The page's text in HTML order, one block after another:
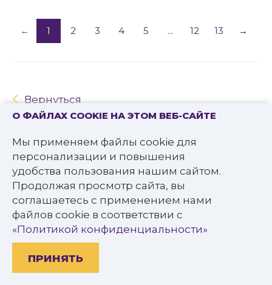
О ФАЙЛАХ COOKIE НА ЭТОМ ВЕБ-САЙТЕ
Мы применяем файлы cookie для
персонализации и повышения
удобства пользования нашим сайтом.
Продолжая просмотр сайта, вы
соглашаетесь с применением нами
файлов cookie в соответствии с
«Политикой конфиденциальности»
ПРИНЯТЬ
← 1 2 3 4 5 ... 12 13 →
Вернуться
ПРО БИБЛИОТЕКУ
История библиотеки
Отделы и ведущие специалисты
Фото, видео, аудио